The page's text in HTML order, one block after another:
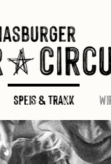
Speis & Trank